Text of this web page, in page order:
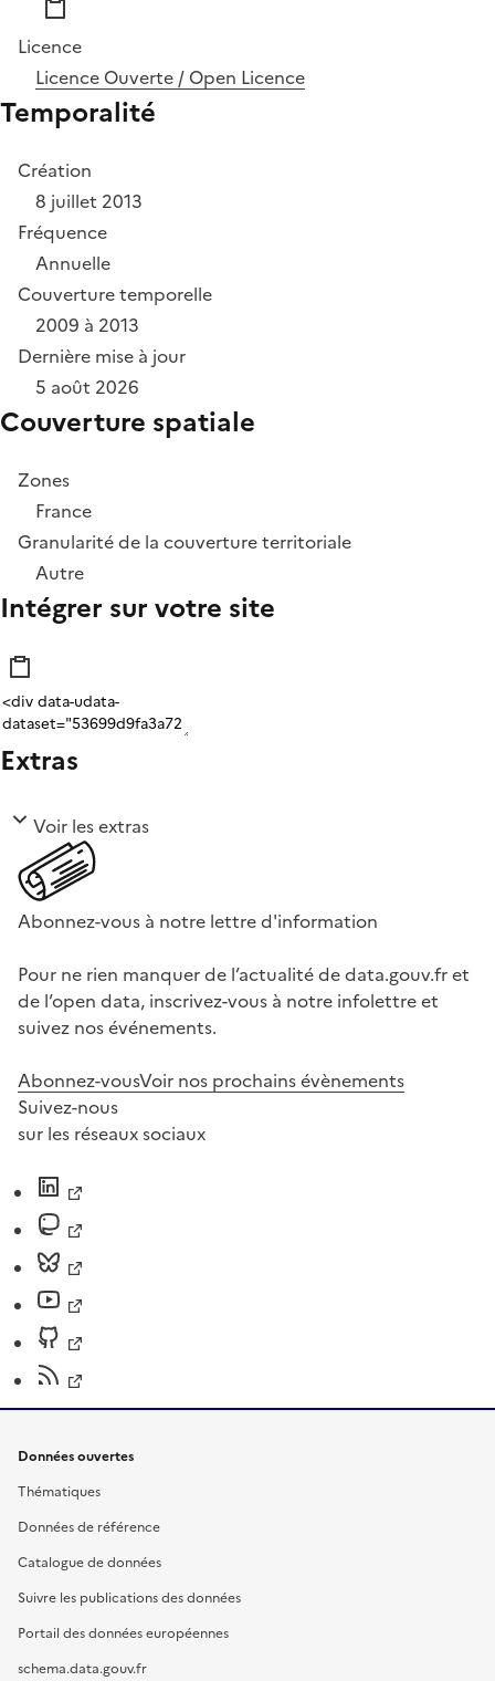
Licence
Licence Ouverte / Open Licence
Temporalité
Création
8 juillet 2013
Fréquence
Annuelle
Couverture temporelle
2009 à 2013
Dernière mise à jour
5 août 2026
Couverture spatiale
Zones
France
Granularité de la couverture territoriale
Autre
Intégrer sur votre site
Extras
Voir les extras
Abonnez-vous à notre lettre d'information
Pour ne rien manquer de l’actualité de data.gouv.fr et
de l’open data, inscrivez-vous à notre infolettre et
suivez nos événements.
Abonnez-vousVoir nos prochains évènements
Suivez-nous
sur les réseaux sociaux
Données ouvertes
Thématiques
Données de référence
Catalogue de données
Suivre les publications des données
Portail des données européennes
schema.data.gouv.fr